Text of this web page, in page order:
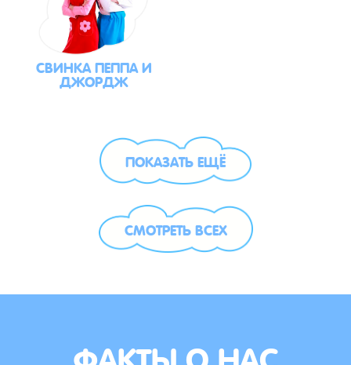
СВИНКА ПЕППА И
ДЖОРДЖ
ПОКАЗАТЬ ЕЩЁ
СМОТРЕТЬ ВСЕХ